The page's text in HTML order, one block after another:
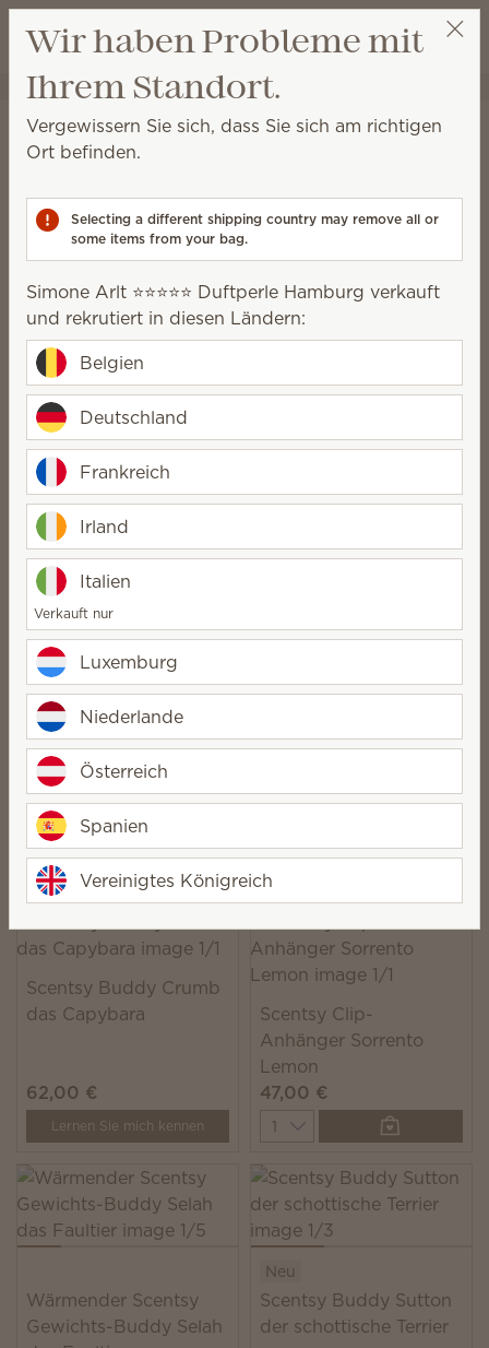
Wunschliste
Warenkorb
Simone Arlt ⭐️⭐️⭐️⭐️⭐️ Duftperle Hamburg
Plüschartikel
es unendlich viele Gründe, Kinder und Erwachsene
um lächeln zu bringen.
20 Ergebnisse
Filter Relevanz
Neu
Disney and Pixar’s
Lightning McQueen –
Scentsy Buddy
70,00 €
Quantity
Disney Stitch
Lernen Sie mich kennen
Wärmender Scentsy
Gewichts-Buddy
Hamish das
Hochlandrind
93,00 €
Lernen Sie mich kennen
Scentsy Buddy Crumb
das Capybara
62,00 €
Lernen Sie mich kennen
Scentsy Clip-
Anhänger Sorrento
Lemon
47,00 €
Quantity
Wärmender Scentsy
Gewichts-Buddy Selah
Neu
Scentsy Buddy Sutton
der schottische Terrier
Wir haben Probleme mit
Ihrem Standort.
Vergewissern Sie sich, dass Sie sich am richtigen
Ort befinden.
Selecting a different shipping country may remove all or
some items from your bag.
Simone Arlt ⭐️⭐️⭐️⭐️⭐️ Duftperle Hamburg verkauft
und rekrutiert in diesen Ländern:
Belgien
Deutschland
Frankreich
Irland
Italien
Verkauft nur
Luxemburg
Niederlande
Österreich
Spanien
Vereinigtes Königreich